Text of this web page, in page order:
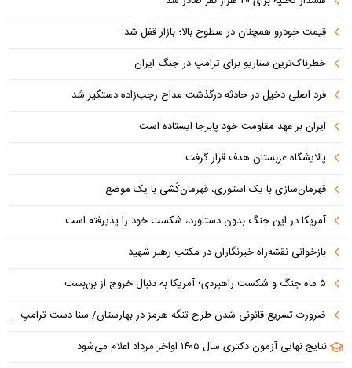
قیمت خودرو همچنان در سطوح بالا؛ بازار قفل شد
خطرناک‌ترین سناریو برای ترامپ در جنگ ایران
فرد اصلی دخیل در حادثه درگذشت مداح رجب‌زاده دستگیر شد
ایران بر عهد مقاومت خود پابرجا ایستاده است
پالایشگاه عربستان هدف قرار گرفت
قهرمان‌سازی با یک استوری، قهرمان‌کُشی با یک موضع
آمریکا در این جنگ بدون دستاورد، شکست خود را پذیرفته است
بازخوانی نقشه‌راه خبرنگاران در مکتب رهبر شهید
۵ ماه جنگ و شکست راهبردی؛ آمریکا به دنبال خروج از بن‌بست
ضرورت تسریع قانونی شدن طرح تنگه هرمز در بهارستان/ سنا دست ترامپ را برای اعمال فشار به ایران بازتر کرد
نتایج نهایی آزمون دکتری سال ۱۴۰۵ اواخر مرداد اعلام می‌شود